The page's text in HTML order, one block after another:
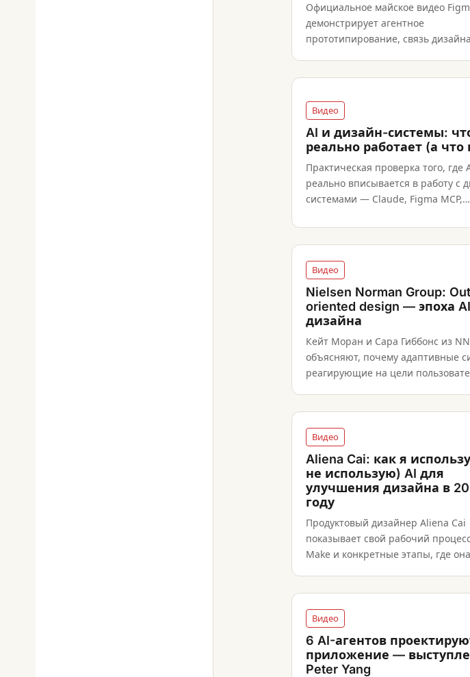
Официальное майское видео
демонстрирует агентное
прототипирование, связь
Видео
AI и дизайн-системы:
реально работает (а что
Практическая проверка того, где
реально вписывается в работу с
системами — Claude, Figma MCP,
инструменты всё ещё не
Видео
Nielsen Norman Group:
oriented design — эпоха
дизайна
Кейт Моран и Сара Гиббонс из
объясняют, почему адаптивные
реагирующие на цели
Видео
Aliena Cai: как я
не использую) AI для
улучшения дизайна в
году
Продуктовый дизайнер Aliena Cai
показывает свой рабочий
Make и конкретные этапы, где она
Видео
6 AI-агентов
приложение —
Peter Yang